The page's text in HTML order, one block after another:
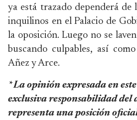
ya está trazado dependerá de
inquilinos en el Palacio de
la oposición. Luego no se
buscando culpables, así
Añez y Arce.
* La opinión expresada en
exclusiva responsabilidad del
representa una posición